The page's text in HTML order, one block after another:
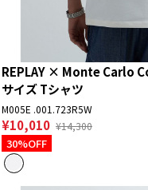
REPLAY × Monte Carlo
サイズ Tシャツ
M005E .001.723R5W
¥10,010 ¥14,300
30%OFF